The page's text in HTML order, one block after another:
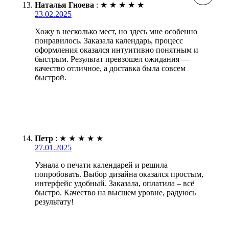
Наталья Гноева : ★ ★ ★ ★ ★
23.02.2025
Хожу в несколько мест, но здесь мне особенно
понравилось. Заказала календарь, процесс
оформления оказался интуитивно понятным и
быстрым. Результат превзошел ожидания —
качество отличное, а доставка была совсем
быстрой.
Петр : ★ ★ ★ ★ ★
27.01.2025
Узнала о печати календарей и решила
попробовать. Выбор дизайна оказался простым,
интерфейс удобный. Заказала, оплатила – всё
быстро. Качество на высшем уровне, радуюсь
результату!